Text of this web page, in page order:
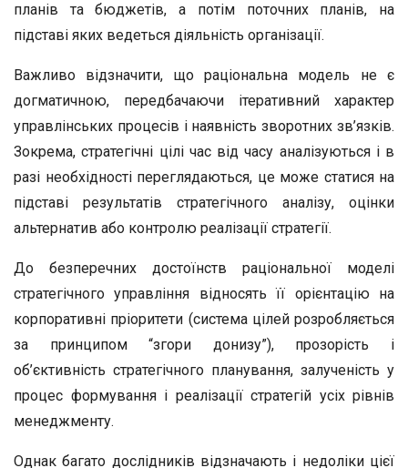
планів та бюджетів, а потім поточних планів, на
підставі яких ведеться діяльність організації.
Важливо відзначити, що раціональна модель не є
догматичною, передбачаючи ітеративний характер
управлінських процесів і наявність зворотних зв’язків.
Зокрема, стратегічні цілі час від часу аналізуються і в
разі необхідності переглядаються, це може статися на
підставі результатів стратегічного аналізу, оцінки
альтернатив або контролю реалізації стратегії.
До безперечних достоїнств раціональної моделі
стратегічного управління відносять її орієнтацію на
корпоративні пріоритети (система цілей розробляється
за принципом “згори донизу”), прозорість і
об’єктивність стратегічного планування, залученість у
процес формування і реалізації стратегій усіх рівнів
менеджменту.
Однак багато дослідників відзначають і недоліки цієї